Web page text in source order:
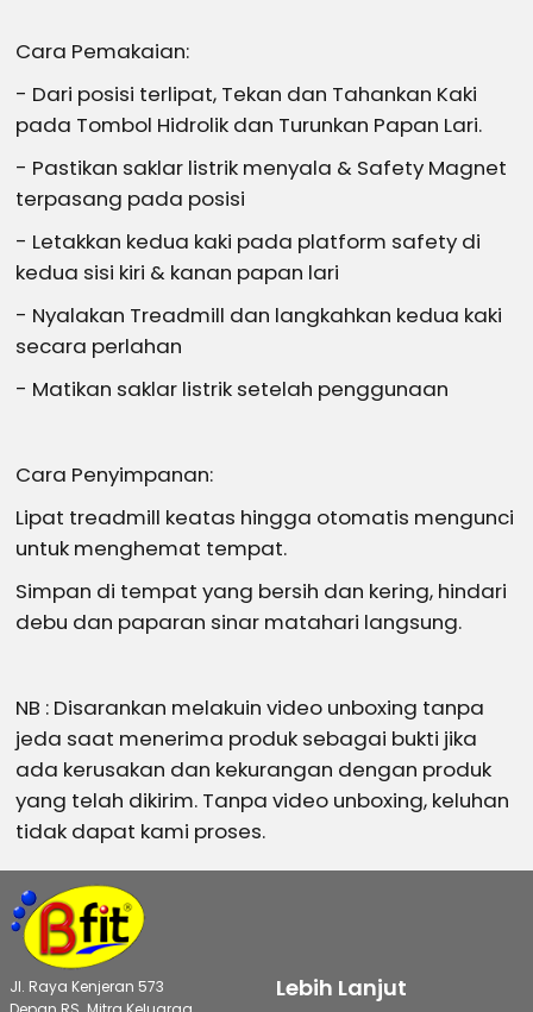
Cara Pemakaian:
- Dari posisi terlipat, Tekan dan Tahankan Kaki
pada Tombol Hidrolik dan Turunkan Papan Lari.
- Pastikan saklar listrik menyala & Safety Magnet
terpasang pada posisi
- Letakkan kedua kaki pada platform safety di
kedua sisi kiri & kanan papan lari
- Nyalakan Treadmill dan langkahkan kedua kaki
secara perlahan
- Matikan saklar listrik setelah penggunaan
Cara Penyimpanan:
Lipat treadmill keatas hingga otomatis mengunci
untuk menghemat tempat.
Simpan di tempat yang bersih dan kering, hindari
debu dan paparan sinar matahari langsung.
NB : Disarankan melakuin video unboxing tanpa
jeda saat menerima produk sebagai bukti jika
ada kerusakan dan kekurangan dengan produk
yang telah dikirim. Tanpa video unboxing, keluhan
tidak dapat kami proses.
Jl. Raya Kenjeran 573
Lebih Lanjut